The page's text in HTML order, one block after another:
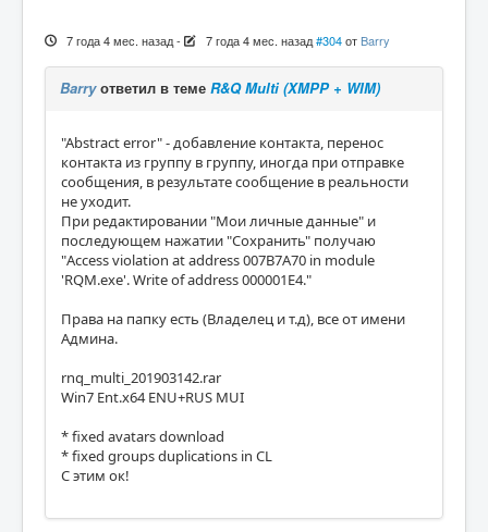
7 года 4 мес. назад- 7 года 4 мес. назад #304 отBarry
Barryответил в теме R&Q Multi (XMPP + WIM)
"Abstract error" - добавление контакта, перенос
контакта из группу в группу, иногда при отправке
сообщения, в результате сообщение в реальности
не уходит.
При редактировании "Мои личные данные" и
последующем нажатии "Сохранить" получаю
"Access violation at address 007B7A70 in module
'RQM.exe'. Write of address 000001E4."
Права на папку есть (Владелец и т.д), все от имени
Админа.
rnq_multi_201903142.rar
Win7 Ent.x64 ENU+RUS MUI
* fixed avatars download
* fixed groups duplications in CL
С этим ок!